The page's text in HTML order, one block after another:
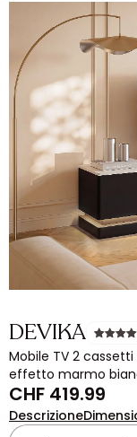
DEVIKA
Mobile TV 2 cassetti
effetto marmo
CHF 419.99
Descrizione